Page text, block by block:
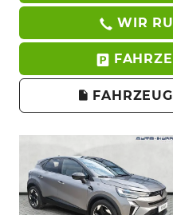
WIR